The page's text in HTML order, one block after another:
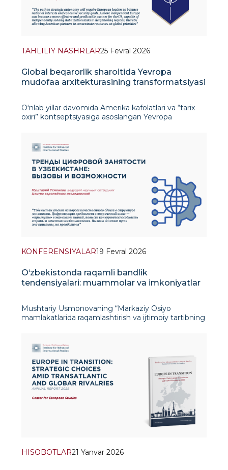
TAHLILIY NASHRLAR25 Fevral 2026
Global beqarorlik sharoitida Yevropa
mudofaa arxitekturasining transformatsiyasi
Oʻnlab yillar davomida Amerika kafolatlari va “tarix
oxiri” kontseptsiyasiga asoslangan Yevropa
kechirmoqda. So‘nggi yillar voqealari transatlantik
hamkorlik himoy
KONFERENSIYALAR19 Fevral 2026
O‘zbekistonda raqamli bandlik
tendensiyalari: muammolar va imkoniyatlar
Mushtariy Usmonovaning “Markaziy Osiyo
mamlakatlarida raqamlashtirish va ijtimoiy tartibning
inqilobi sharoitida mamlakat
HISOBOTLAR21 Yanvar 2026